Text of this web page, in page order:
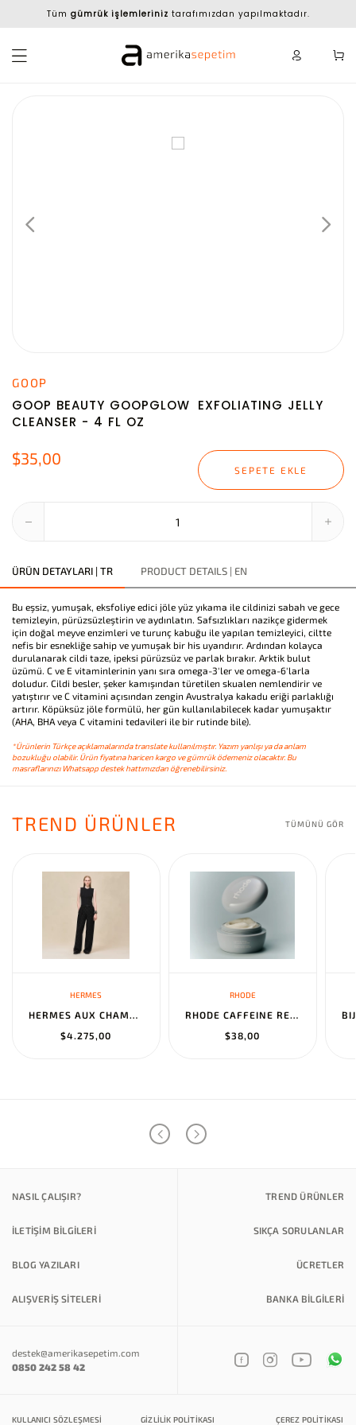
Tüm gümrük işlemleriniz tarafımızdan yapılmaktadır.
GOOP
GOOP BEAUTY GOOPGLOW EXFOLIATING JELLY
CLEANSER - 4 FL OZ
$35,00
SEPETE EKLE
ÜRÜN DETAYLARI | TR PRODUCT DETAILS | EN
Bu eşsiz, yumuşak, eksfoliye edici jöle yüz yıkama ile cildinizi sabah ve gece
temizleyin, pürüzsüzleştirin ve aydınlatın. Safsızlıkları nazikçe gidermek
için doğal meyve enzimleri ve turunç kabuğu ile yapılan temizleyici, ciltte
nefis bir esnekliğe sahip ve yumuşak bir his uyandırır. Ardından kolayca
durulanarak cildi taze, ipeksi pürüzsüz ve parlak bırakır. Arktik bulut
üzümü. C ve E vitaminlerinin yanı sıra omega-3'ler ve omega-6'larla
doludur. Cildi besler, şeker kamışından türetilen skualen nemlendirir ve
yatıştırır ve C vitamini açısından zengin Avustralya kakadu eriği parlaklığı
artırır. Köpüksüz jöle formülü, her gün kullanılabilecek kadar yumuşaktır
(AHA, BHA veya C vitamini tedavileri ile bir rutinde bile).
*Ürünlerin Türkçe açıklamalarında translate kullanılmıştır. Yazım yanlışı ya da anlam
bozukluğu olabilir. Ürün fiyatına haricen kargo ve gümrük ödemeniz olacaktır. Bu
masraflarınızı Whatsapp destek hattımızdan öğrenebilirsiniz.
TREND ÜRÜNLER TÜMÜNÜ GÖR
HERMES
HERMES AUX CHAMPS EN FLEURS" PANTS NOIR
$4.275,00
RHODE
RHODE CAFFEINE RESET SCULPTING CREAM MASK
$38,00
NASIL ÇALIŞIR? TREND ÜRÜNLER
İLETİŞİM BİLGİLERİ SIKÇA SORULANLAR
BLOG YAZILARI ÜCRETLER
ALIŞVERİŞ SİTELERİ BANKA BILGILERI
destek@amerikasepetim.com
0850 242 58 42
KULLANICI SÖZLEŞMESI GIZLILIK POLITIKASI ÇEREZ POLITIKASI